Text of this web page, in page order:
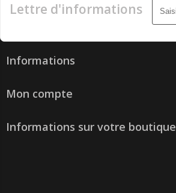
Lettre d'informations
Informations
Mon compte
Informations sur votre boutique